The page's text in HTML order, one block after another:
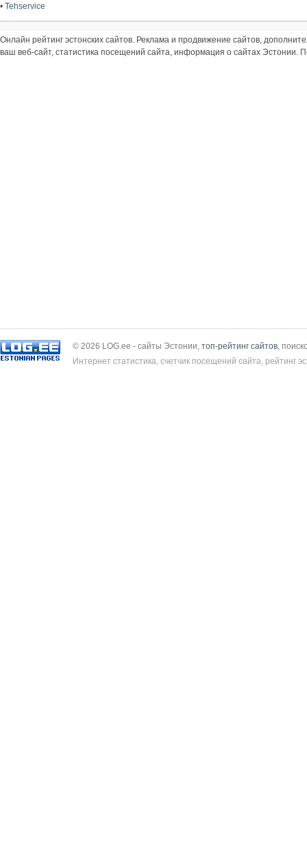
• Tehservice
Онлайн рейтинг эстонских сайтов. Реклама и продвижение сайтов,
ваш веб-сайт, статистика посещений сайта, информация о сайтах Эстонии.
© 2026 LOG.ee - сайты Эстонии, топ-рейтинг сайтов ,
Интернет статистика, счетчик посещений сайта, рейтинг